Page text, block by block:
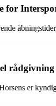
for
er